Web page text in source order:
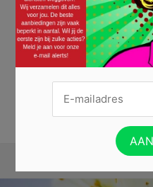
Of je nou wel of geen groene
actie die je niet wilt missen. Je
Land ontvangen. Het doel is het
biodiversiteit. Hoe dan? Door